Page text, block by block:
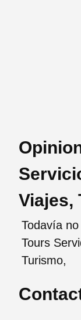
Viajes,
Todavía
Tours
Turismo,